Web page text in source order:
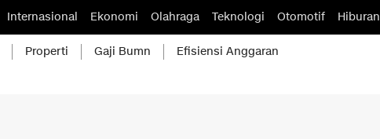
Internasional Ekonomi Olahraga Teknologi Otomotif Hiburan
Properti Gaji Bumn Efisiensi Anggaran